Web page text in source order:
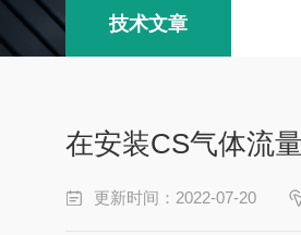
技术文章
在安装CS气体流
更新时间：2022-07-20